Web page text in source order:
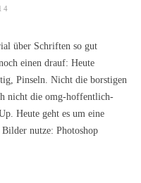
über Schriften so gut
einen drauf: Heute
Pinseln. Nicht die borstigen
nicht die omg-hoffentlich-
Heute geht es um eine
nutze: Photoshop